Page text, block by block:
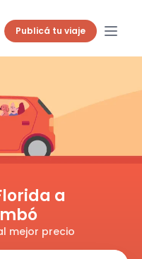
Publicá tu viaje
a
mejor precio